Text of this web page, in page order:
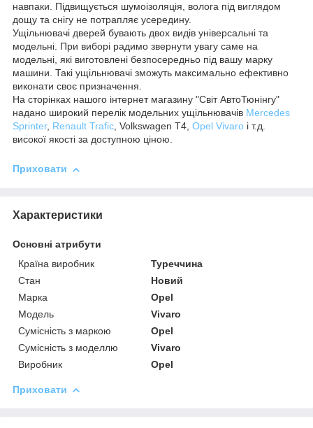
навпаки. Підвищується шумоізоляція, волога під виглядом
дощу та снігу не потрапляє усередину.
Ущільнювачі дверей бувають двох видів універсальні та
модельні. При виборі радимо звернути увагу саме на
модельні, які виготовлені безпосередньо під вашу марку
машини. Такі ущільнювачі зможуть максимально ефективно
виконати своє призначення.
На сторінках нашого інтернет магазину "Світ АвтоТюнінгу"
надано широкий перелік модельних ущільнювачів Mercedes
Sprinter, Renault Trafic, Volkswagen T4, Opel Vivaro і т.д.
високої якості за доступною ціною.
Приховати
Характеристики
Основні атрибути
Країна виробник
Туреччина
Стан
Новий
Марка
Opel
Модель
Vivaro
Сумісність з маркою
Opel
Сумісність з моделлю
Vivaro
Виробник
Opel
Приховати